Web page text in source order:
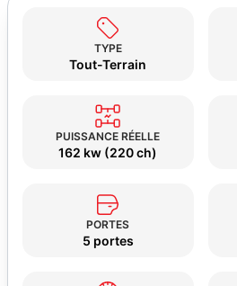
TYPE
Tout-Terrain
PUISSANCE RÉELLE
162 kw (220 ch)
PORTES
5 portes